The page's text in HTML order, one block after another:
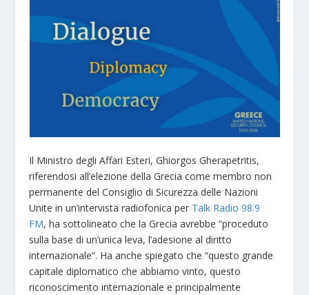
Il Ministro degli Affari Esteri, Ghiorgos Gherapetritis,
riferendosi all’elezione della Grecia come membro non
permanente del Consiglio di Sicurezza delle Nazioni
Unite in un’intervista radiofonica per Talk Radio 98.9
FM, ha sottolineato che la Grecia avrebbe “proceduto
sulla base di un’unica leva, l’adesione al diritto
internazionale”. Ha anche spiegato che “questo grande
capitale diplomatico che abbiamo vinto, questo
riconoscimento internazionale e principalmente